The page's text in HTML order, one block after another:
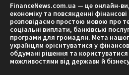
FinanceNews.com.ua — це онлайн-
економіку та повсякденні
розповідаємо простою мовою про
соціальні виплати, банківські
програми для громадян. Мета
українцям орієнтуватися у
обдумані рішення та
можливостями від держави й